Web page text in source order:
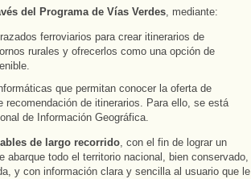
del Programa de Vías Verdes, mediante:
ferroviarios para crear itinerarios de
rurales y ofrecerlos como una opción de
que permitan conocer la oferta de
de itinerarios. Para ello, se está
de Información Geográfica.
de largo recorrido, con el fin de lograr un
abarque todo el territorio nacional, bien conservado,
y con información clara y sencilla al usuario que le